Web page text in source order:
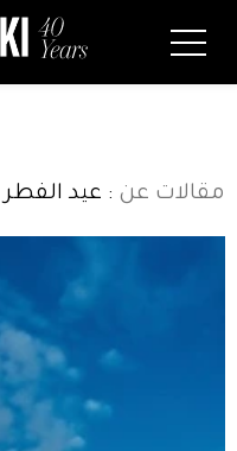
مقالات عن : عيد الفطر 2022